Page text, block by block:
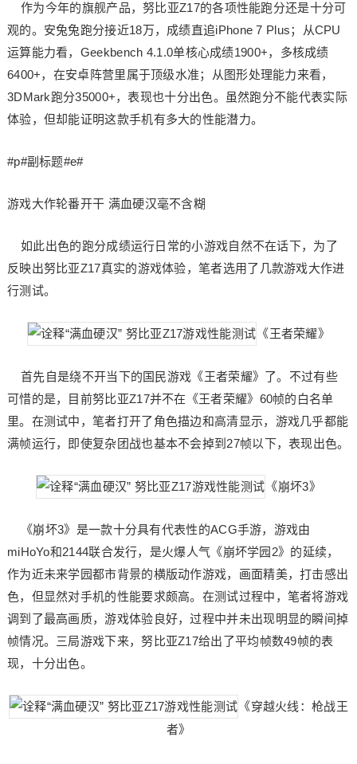
作为今年的旗舰产品，努比亚Z17的各项性能跑分还是十分可
观的。安兔兔跑分接近18万，成绩直追iPhone 7 Plus；从CPU
运算能力看，Geekbench 4.1.0单核心成绩1900+，多核成绩
6400+，在安卓阵营里属于顶级水准；从图形处理能力来看，
3DMark跑分35000+，表现也十分出色。虽然跑分不能代表实际
体验，但却能证明这款手机有多大的性能潜力。
#p#副标题#e#
游戏大作轮番开干 满血硬汉毫不含糊
如此出色的跑分成绩运行日常的小游戏自然不在话下，为了
反映出努比亚Z17真实的游戏体验，笔者选用了几款游戏大作进
行测试。
《王者荣耀》
首先自是绕不开当下的国民游戏《王者荣耀》了。不过有些
可惜的是，目前努比亚Z17并不在《王者荣耀》60帧的白名单
里。在测试中，笔者打开了角色描边和高清显示，游戏几乎都能
满帧运行，即使复杂团战也基本不会掉到27帧以下，表现出色。
《崩坏3》
《崩坏3》是一款十分具有代表性的ACG手游，游戏由
miHoYo和2144联合发行，是火爆人气《崩坏学园2》的延续，
作为近未来学园都市背景的横版动作游戏，画面精美，打击感出
色，但显然对手机的性能要求颇高。在测试过程中，笔者将游戏
调到了最高画质，游戏体验良好，过程中并未出现明显的瞬间掉
帧情况。三局游戏下来，努比亚Z17给出了平均帧数49帧的表
现，十分出色。
《穿越火线：枪战王
者》